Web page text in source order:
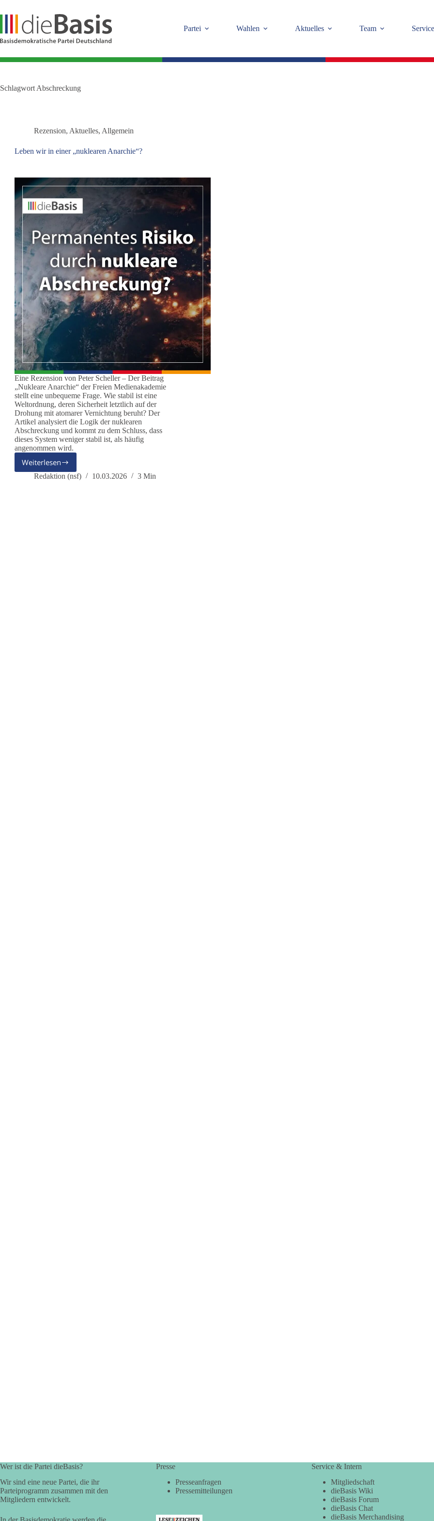
springen
Partei
Wahlen Aktuelles Team Service
Schlagwort Abschreckung
Rezension, Aktuelles, Allgemein
Leben wir in einer „nuklearen Anarchie“?
Eine Rezension von Peter Scheller – Der Beitrag
„Nukleare Anarchie“ der Freien Medienakademie
stellt eine unbequeme Frage. Wie stabil ist eine
Weltordnung, deren Sicherheit letztlich auf der
Drohung mit atomarer Vernichtung beruht? Der
Artikel analysiert die Logik der nuklearen
Abschreckung und kommt zu dem Schluss, dass
dieses System weniger stabil ist, als häufig
angenommen wird.
Weiterlesen
Leben
wir
Redaktion (nsf) 10.03.2026 3 Min
Wer ist die Partei dieBasis?
Wir sind eine neue Partei, die ihr
Parteiprogramm zusammen mit den
Mitgliedern entwickelt.
Presse
Presseanfragen
Pressemitteilungen
Service & Intern
Mitgliedschaft
dieBasis Wiki
dieBasis Forum
dieBasis Chat
dieBasis Merchandising